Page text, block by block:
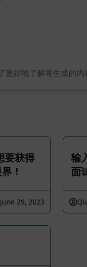
好地了解将生成的内
要获得
！
June 29, 2023
输
面